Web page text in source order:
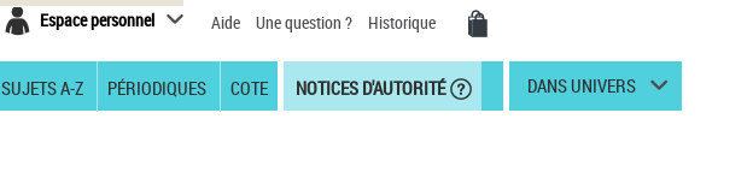
Espace personnel Aide Une question ? Historique
SUJETS A-Z PÉRIODIQUES COTE NOTICES D'AUTORITÉ DANS UNIVERS